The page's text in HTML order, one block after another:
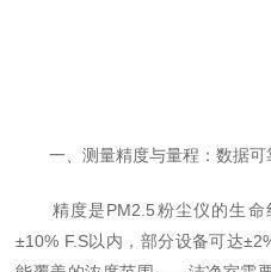
一、测量精度与量程：数据可
精度是PM2.5粉尘仪的生命
±10% F.S以内，部分设备可达